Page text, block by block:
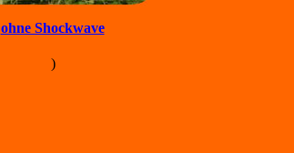
ohne Shockwave
)